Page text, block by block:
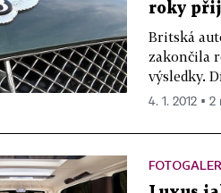
roky
Britská
zakončila
výsledky.
4. 1. 2012 ▪